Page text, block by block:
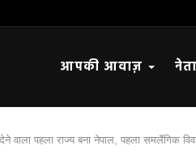
आपकी आवाज़
वाला पहला राज्य बना नेपाल, पहला समलैंगिक